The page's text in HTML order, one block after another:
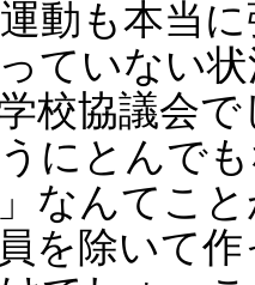
動も本当
ていない
校協議会
にとんで
なんてこ
を除いて